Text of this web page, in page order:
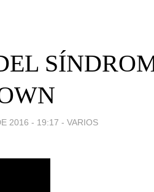
2016 - 19:17 - VARIOS